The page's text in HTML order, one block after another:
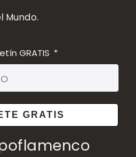
Mundo.
GRATIS
GRATIS